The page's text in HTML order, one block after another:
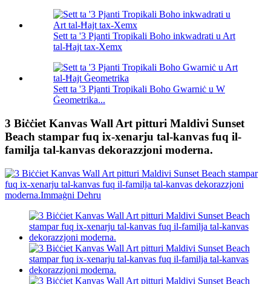
Sett ta '3 Pjanti Tropikali Boho inkwadrati u Art
tal-Ħajt tax-Xemx
Sett ta '3 Pjanti Tropikali Boho Gwarniċ u W
Ġeometrika...
3 Biċċiet Kanvas Wall Art pitturi Maldivi Sunset
Beach stampar fuq ix-xenarju tal-kanvas fuq il-
familja tal-kanvas dekorazzjoni moderna.